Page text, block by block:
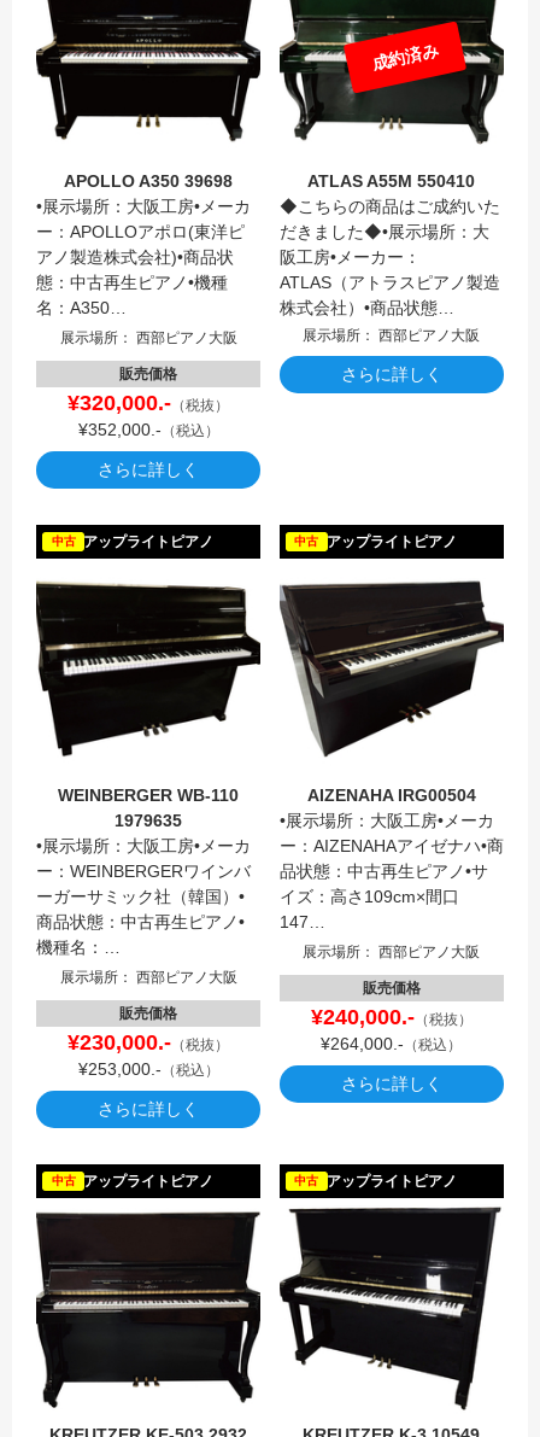
APOLLO A350 39698
•展示場所：大阪工房•メーカ
ー：APOLLOアポロ(東洋ピ
アノ製造株式会社)•商品状
態：中古再生ピアノ•機種
名：A350…
展示場所： 西部ピアノ大阪
販売価格
¥320,000.- （税抜）
¥352,000.- （税込）
さらに詳しく
成約済み
ATLAS A55M 550410
◆こちらの商品はご成約いた
だきました◆•展示場所：大
阪工房•メーカー：
ATLAS（アトラスピアノ製造
株式会社）•商品状態…
展示場所： 西部ピアノ大阪
さらに詳しく
アップライトピアノ
中古
WEINBERGER WB-110
1979635
•展示場所：大阪工房•メーカ
ー：WEINBERGERワインバ
ーガーサミック社（韓国）•
商品状態：中古再生ピアノ•
機種名：…
展示場所： 西部ピアノ大阪
販売価格
¥230,000.- （税抜）
¥253,000.- （税込）
さらに詳しく
アップライトピアノ
中古
AIZENAHA IRG00504
•展示場所：大阪工房•メーカ
ー：AIZENAHAアイゼナハ•商
品状態：中古再生ピアノ•サ
イズ：高さ109cm×間口
147…
展示場所： 西部ピアノ大阪
販売価格
¥240,000.-（税抜）
¥264,000.- （税込）
さらに詳しく
アップライトピアノ
中古 アップライトピアノ
中古